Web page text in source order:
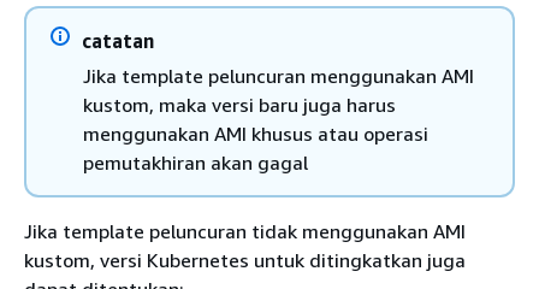
catatan
Jika template peluncuran menggunakan AMI
kustom, maka versi baru juga harus
menggunakan AMI khusus atau operasi
pemutakhiran akan gagal
Jika template peluncuran tidak menggunakan AMI
kustom, versi Kubernetes untuk ditingkatkan juga